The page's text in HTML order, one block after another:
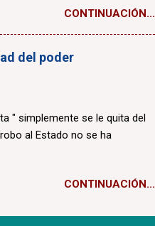
CONTINUACIÓN...
del poder
" simplemente se le quita del
al Estado no se ha
CONTINUACIÓN...